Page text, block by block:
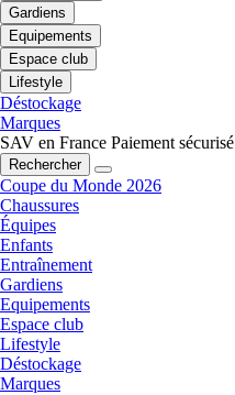
Gardiens
Equipements
Espace club
Lifestyle
Déstockage
Marques
SAV en France Paiement sécurisé
Rechercher
Coupe du Monde 2026
Chaussures
Équipes
Enfants
Entraînement
Gardiens
Equipements
Espace club
Lifestyle
Déstockage
Marques